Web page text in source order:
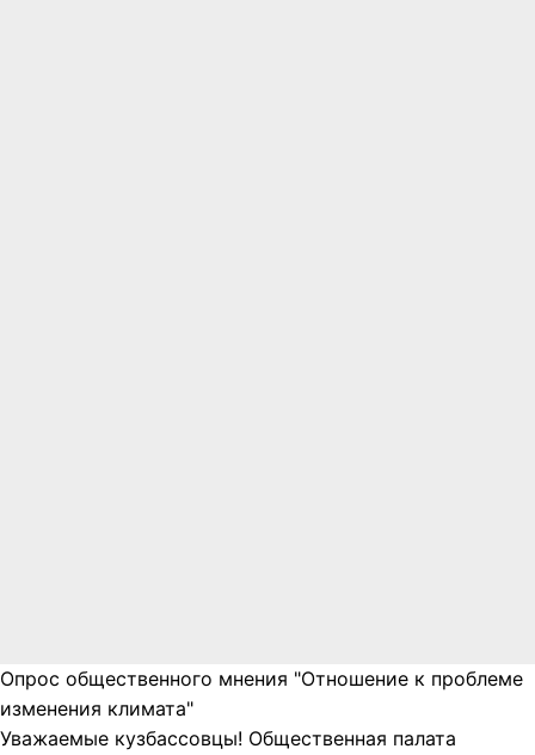
Опрос общественного мнения "Отношение к проблеме
изменения климата"
Уважаемые кузбассовцы! Общественная палата